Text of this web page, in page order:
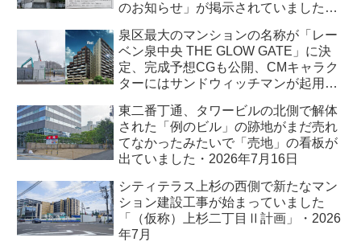
のお知らせ」が掲示されていました・
泉区最大のマンションの名称が「レー
ベン泉中央 THE GLOW GATE」に決
定、完成予想CGも公開、CMキャラク
ターにはサンドウィッチマンが起用さ
東二番丁通、タワービルの北側で解体
された「例のビル」の跡地がまだ売れ
てなかったみたいで「売地」の看板が
出ていました・2026年7月16日
シティテラス上杉の西側で新たなマン
ション建設工事が始まっていました
「（仮称）上杉二丁目Ⅱ計画」・2026
年7月